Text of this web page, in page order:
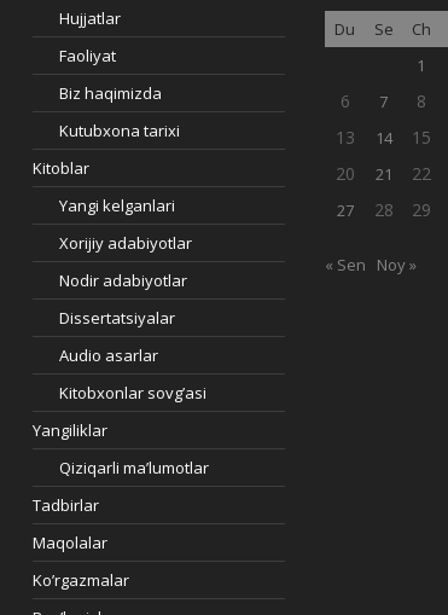
Hujjatlar
Faoliyat
Biz haqimizda
Kutubxona tarixi
Kitoblar
Yangi kelganlari
Xorijiy adabiyotlar
Nodir adabiyotlar
Dissertatsiyalar
Audio asarlar
Kitobxonlar sovg’asi
Yangiliklar
Qiziqarli ma’lumotlar
Tadbirlar
Maqolalar
Ko’rgazmalar
Du Se Ch
1
6
7 8
13
14 15
20
21 22
27 28 29
« Sen Noy »